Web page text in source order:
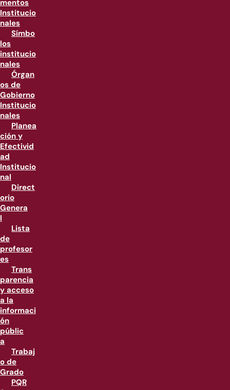
mentos
Institucio
nales
Símbo
los
institucio
nales
Órgan
os de
Gobierno
Institucio
nales
Planea
ción y
Efectivid
ad
Institucio
nal
Direct
orio
Genera
l
Lista
de
profesor
es
Trans
parencia
y acceso
a la
informaci
ón
públic
a
Trabaj
o de
Grado
PQR